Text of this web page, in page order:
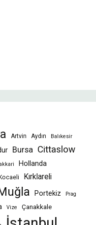
Artvin Aydın Balıkesir
Bursa Cittaslow
Hollanda
Kocaeli
Kırklareli
Portekiz Prag
Vize Çanakkale